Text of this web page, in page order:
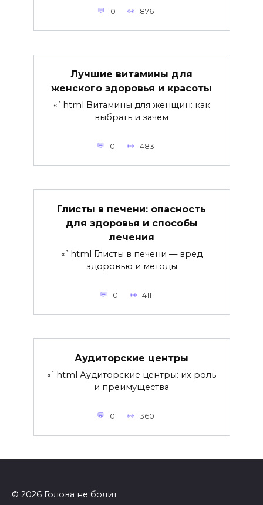
0 876
Лучшие витамины для
женского здоровья и красоты
«`html Витамины для женщин: как
выбрать и зачем
0 483
Глисты в печени: опасность
для здоровья и способы
лечения
«`html Глисты в печени — вред
здоровью и методы
0 411
Аудиторские центры
«`html Аудиторские центры: их роль
и преимущества
0 360
© 2026 Голова не болит